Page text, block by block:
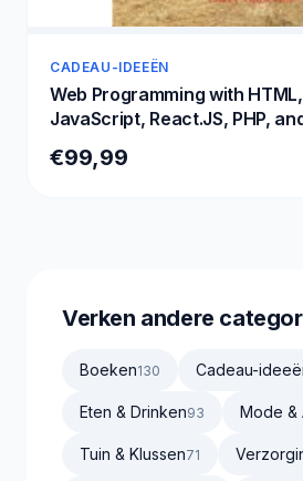
CADEAU-IDEEËN
Web Programming with
JavaScript, React.JS, PHP,
€99,99
Verken andere
Boeken130 Cadeau-
Eten & Drinken93 Mode &
Tuin & Klussen71